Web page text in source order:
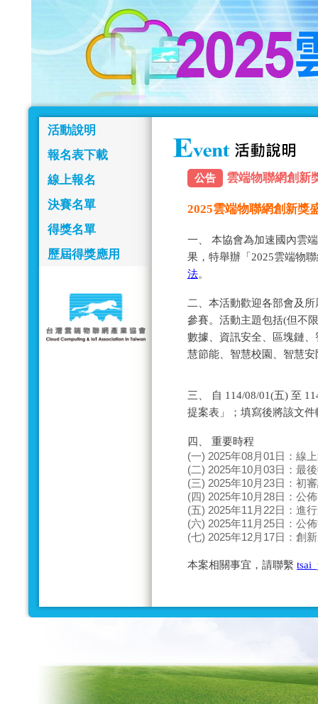
活動說明
報名表下載
線上報名
決賽名單
得獎名單
歷屆得獎應用
公告 雲端物聯網創新
2025雲端物聯網創新獎
一、 本協會為加速國內雲
果，特舉辦「2025雲端物
法。
二、本活動歡迎各部會及
參賽。活動主題包括(但不
數據、資訊安全、區塊鏈
慧節能、智慧校園、智慧
三、 自 114/08/01(五) 至
提案表」；填寫後將該文
四、 重要時程
(一) 2025年08月01日：線
(二) 2025年10月03日：最
(三) 2025年10月23日：初
(四) 2025年10月28日：公
(五) 2025年11月22日：進
(六) 2025年11月25日：公
(七) 2025年12月17日：創
本案相關事宜，請聯繫